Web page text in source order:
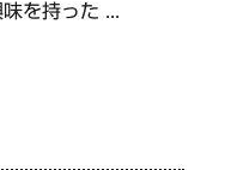
を持った ...